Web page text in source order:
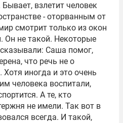
взлетит человек
- оторванным от
смотрит только из окон
не такой. Некоторые
Саша помог,
что речь не о
иногда и это очень
человека воспитали,
А те, кто
не имели. Так вот в
всегда. И такой,